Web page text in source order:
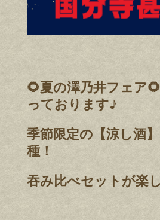
🌻夏の澤乃井フェア
っております♪
季節限定の【涼し酒
種！
吞み比べセットが楽